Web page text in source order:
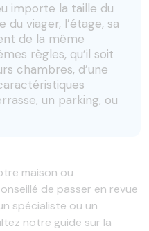
importe la taille du
viager, l’étage, sa
de la même
règles, qu’il soit
chambres, d’une
un parking, ou
maison ou
de passer en revue
spécialiste ou un
notre guide sur la